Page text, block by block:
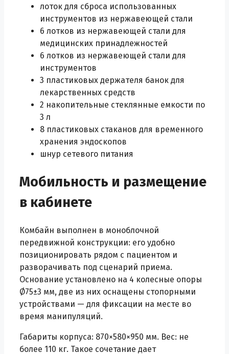
лоток для сброса использованных
инструментов из нержавеющей стали
6 лотков из нержавеющей стали для
медицинских принадлежностей
6 лотков из нержавеющей стали для
инструментов
3 пластиковых держателя банок для
лекарственных средств
2 накопительные стеклянные емкости по
3 л
8 пластиковых стаканов для временного
хранения эндоскопов
шнур сетевого питания
Мобильность и размещение
в кабинете
Комбайн выполнен в моноблочной
передвижной конструкции: его удобно
позиционировать рядом с пациентом и
разворачивать под сценарий приема.
Основание установлено на 4 колесные опоры
Ø75±3 мм, две из них оснащены стопорными
устройствами — для фиксации на месте во
время манипуляций.
Габариты корпуса: 870×580×950 мм. Вес: не
более 110 кг. Такое сочетание дает